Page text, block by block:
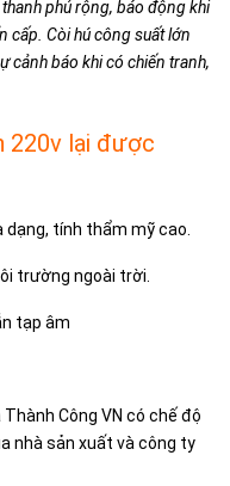
phủ rộng, báo động khi
cấp. Còi hú công suất lớn
cảnh báo khi có chiến tranh,
220v lại được
tính thẩm mỹ cao.
trường ngoài trời.
tạp âm
Thành Công VN có chế độ
nhà sản xuất và công ty